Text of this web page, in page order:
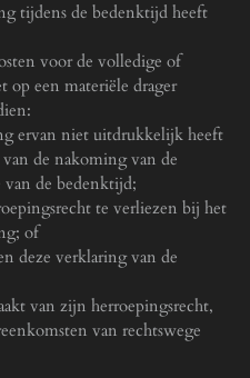
tijdens de bedenktijd heeft
voor de volledige of
een materiële drager
ervan niet uitdrukkelijk heeft
de nakoming van de
de bedenktijd;
te verliezen bij het
of
deze verklaring van de
van zijn herroepingsrecht,
van rechtswege